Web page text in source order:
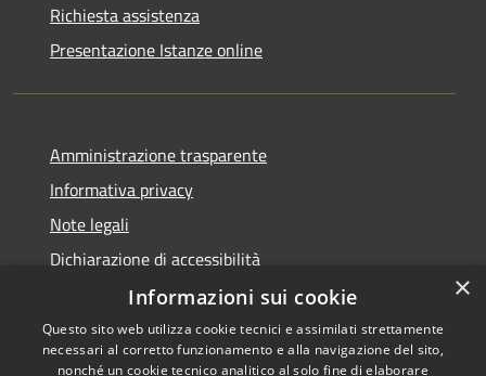
Richiesta assistenza
Presentazione Istanze online
Amministrazione trasparente
Informativa privacy
Note legali
Dichiarazione di accessibilità
Copyright © 2026 • Comune di
×
Informazioni sui cookie
Questo sito web utilizza cookie tecnici e assimilati strettamente
necessari al corretto funzionamento e alla navigazione del sito,
nonché un cookie tecnico analitico al solo fine di elaborare